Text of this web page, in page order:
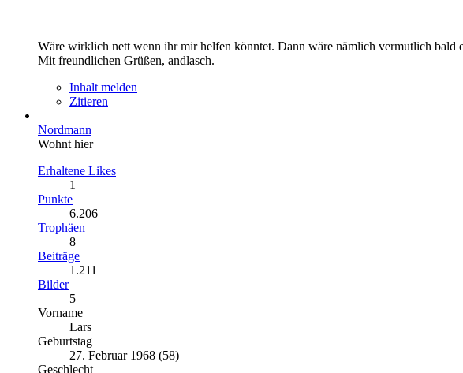
Wäre wirklich nett wenn ihr mir helfen könntet. Dann wäre nämlich vermutlich bald
Mit freundlichen Grüßen, andlasch.
Inhalt melden
Zitieren
Nordmann
Wohnt hier
Erhaltene Likes
1
Punkte
6.206
Trophäen
8
Beiträge
1.211
Bilder
5
Vorname
Lars
Geburtstag
27. Februar 1968 (58)
Geschlecht